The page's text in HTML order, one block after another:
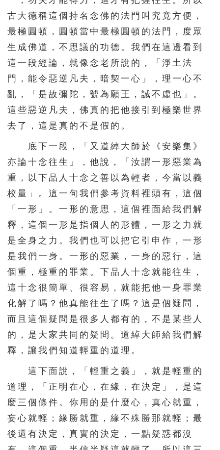
古大德稱這個持名念佛的法門叫究竟方便，
最極圓頓，圓頓當中最極圓頓的法門，度眾
生成佛道，不思議的功德。我們在這邊看到
這一段經論，就像念老所說的，「淨土法
門，能令惡逆凡夫，暗契一心」，理一心不
亂，「是故彌陀，號為願王，誠不虛也」。
這些惡逆凡夫，佛真的把他接引到極樂世界
去了，這是真的不是假的。
底下一段，「又道綽大師於《安樂集》
亦論十念往生」，他說，「汝謂一形惡業為
重，以下品人十念之善以為輕者，今當以義
校量」。這一句我們參考資料裡頭有，這個
「一形」。一形的意思，這個裡面給我們解
釋，這個一形是指個人的形體，一形之力就
是全身之力。我們也可以把它引申作，一形
是我們一身。一形的惡業，一身的惡行，這
個重，極重的罪業。下品人十念就能往生，
這十念很簡單、很容易，就能把他一身罪業
化解了嗎？他真能往生了嗎？這是個疑問，
而且這個疑問是很多人都有的，不是某些人
的，是大家共同的疑問。道綽大師給我們解
釋，讓我們知道輕重的道理。
這下面說，「輕重之義」，就是輕重的
道理，「正明在心，在緣，在決定」，是這
麼三個條件。你用的是什麼心，真心就重，
妄心就輕；緣勝就重，緣不殊勝那就輕；最
後還有決定，真實的決定，一點疑惑都沒